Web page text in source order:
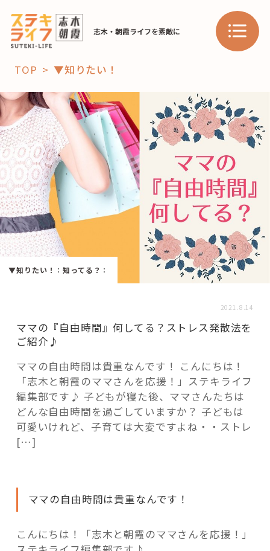
志木・朝霞ライフを素敵に
「コト」
子育て
暮らし
おすすめ
スポット 学び・教育
「場」
HAREL HAREL
活用事例
「モノ」
fleXe リノベ事例
「ひと」
これからの暮らし 住み替え相談
TOP ▼知りたい！
▼知りたい！ ：知ってる？ ：
2021.8.14
ママの『自由時間』何してる？ストレス発散法を
ご紹介♪
ママの自由時間は貴重なんです！ こんにちは！
「志木と朝霞のママさんを応援！」ステキライフ
編集部です♪ 子どもが寝た後、ママさんたちは
どんな自由時間を過ごしていますか？ 子どもは
可愛いけれど、子育ては大変ですよね・・ストレ
[…]
ママの自由時間は貴重なんです！
こんにちは！「志木と朝霞のママさんを応援！」